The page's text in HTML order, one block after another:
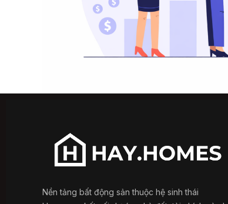
Nền tảng bất động sản thuộc hệ sinh thái